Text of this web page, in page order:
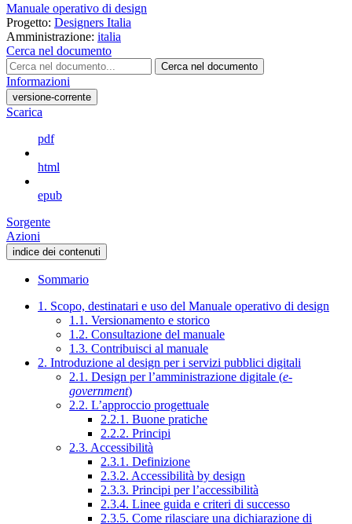
Manuale operativo di design
Progetto: Designers Italia
Amministrazione: italia
Cerca nel documento
Cerca nel documento
Informazioni
versione-corrente
Scarica
pdf
html
epub
Sorgente
Azioni
indice dei contenuti
Sommario
1. Scopo, destinatari e uso del Manuale operativo di design
1.1. Versionamento e storico
1.2. Consultazione del manuale
1.3. Contribuisci al manuale
2. Introduzione al design per i servizi pubblici digitali
2.1. Design per l’amministrazione digitale (e-
government)
2.2. L’approccio progettuale
2.2.1. Buone pratiche
2.2.2. Principi
2.3. Accessibilità
2.3.1. Definizione
2.3.2. Accessibilità by design
2.3.3. Principi per l’accessibilità
2.3.4. Linee guida e criteri di successo
2.3.5. Come rilasciare una dichiarazione di